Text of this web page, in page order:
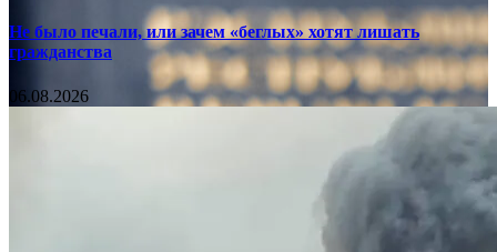
Не было печали, или зачем «беглых» хотят лишать
гражданства
06.08.2026